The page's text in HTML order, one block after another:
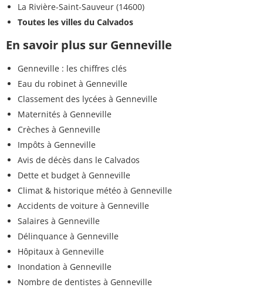
La Rivière-Saint-Sauveur (14600)
Toutes les villes du Calvados
En savoir plus sur Genneville
Genneville : les chiffres clés
Eau du robinet à Genneville
Classement des lycées à Genneville
Maternités à Genneville
Crèches à Genneville
Impôts à Genneville
Avis de décès dans le Calvados
Dette et budget à Genneville
Climat & historique météo à Genneville
Accidents de voiture à Genneville
Salaires à Genneville
Délinquance à Genneville
Hôpitaux à Genneville
Inondation à Genneville
Nombre de dentistes à Genneville